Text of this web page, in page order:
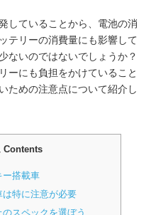
していることから、電池の消
テリーの消費量にも影響して
ないのではないでしょうか？
ーにも負担をかけていること
ための注意点について紹介し
Contents
搭載車
特に注意が必要
スペックを選ぼう